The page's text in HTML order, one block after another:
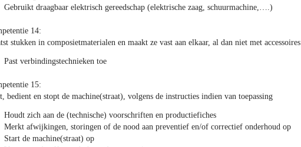
Gebruikt draagbaar elektrisch gereedschap (elektrische zaag, schuurmachine,….)
14:
stukken in composietmaterialen en maakt ze vast aan elkaar, al dan niet met accessoires
Past verbindingstechnieken toe
15:
bedient en stopt de machine(straat), volgens de instructies indien van toepassing
Houdt zich aan de (technische) voorschriften en productiefiches
Merkt afwijkingen, storingen of de nood aan preventief en/of correctief onderhoud op
Start de machine(straat) op